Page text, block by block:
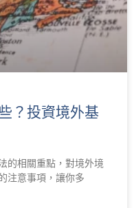
？投資境外基
的相關重點，對境外境
注意事項，讓你多